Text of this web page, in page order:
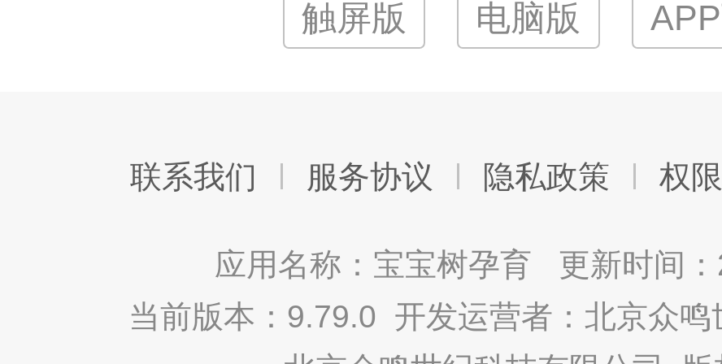
触屏版 电脑版
联系我们 服务协议 隐私政策 权
应用名称：宝宝树孕育 更新时间
当前版本：9.79.0 开发运营者：北京众鸣